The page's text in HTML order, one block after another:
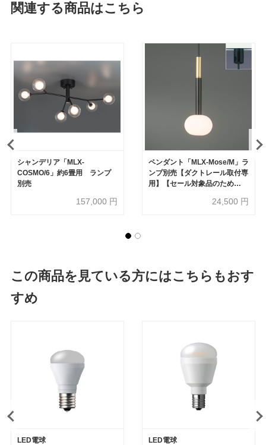
関連する商品はこちら
シャンデリア「MLX-
COSMO/6」約6畳用 ランプ
別売
157,000 円
ペンダント「MLX-Mose/M」ラ
ンプ別売【ダクトレール取付専
用】【セール対象品のため
24,500 円
この商品を見ている方にはこちらもおす
すめ
LED電球
LED電球